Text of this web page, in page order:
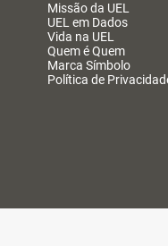
Missão da UEL
UEL em Dados
Vida na UEL
Quem é Quem
Marca Símbolo
Política de